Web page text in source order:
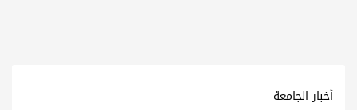
أخبار الجامعة